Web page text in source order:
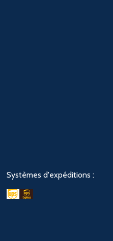
Systèmes d'expéditions :